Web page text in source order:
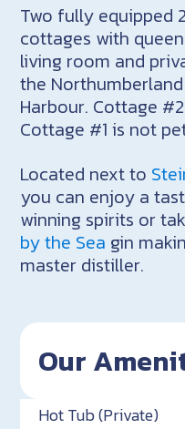
Two fully equipped
cottages with
living room and
the
Harbour. Cottage
Cottage #1 is not
Located next to
you can enjoy a
winning spirits or
by the Sea gin
master distiller.
Our
Hot Tub (Private)